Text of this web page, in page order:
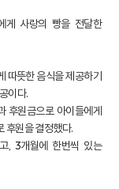
게 사랑의 빵을 전달한
따뜻한 음식을 제공하기
이다.
후원금으로 아이들에게
후원을 결정했다.
, 3개월에 한번씩 있는